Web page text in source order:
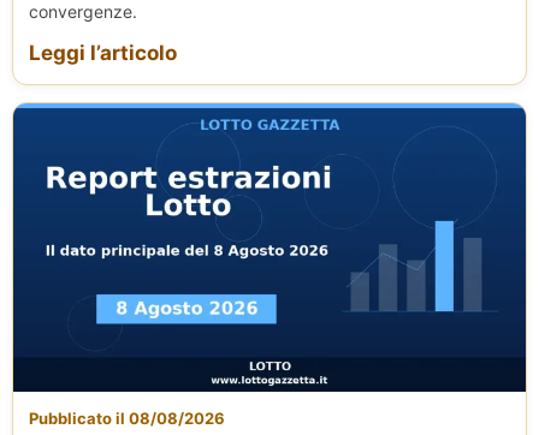
convergenze.
Leggi l’articolo
Pubblicato il 08/08/2026